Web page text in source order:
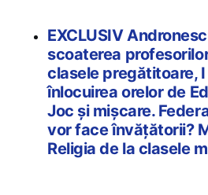
EXCLUSIV
scoaterea
clasele pregătitoare, I
înlocuirea orelor de
Joc și mișcare.
vor face învățătorii?
Religia de la clasele